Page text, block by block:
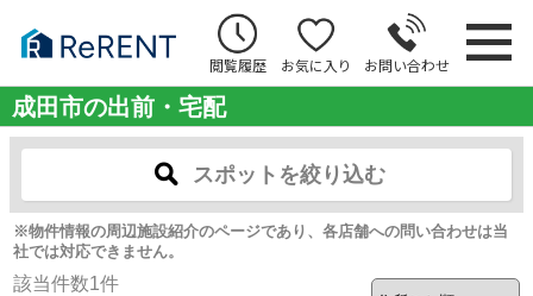
閲覧履歴 お気に入り お問い合わせ
成田市の出前・宅配
スポットを絞り込む
※物件情報の周辺施設紹介のページであり、各店舗への問い合わせは当
社では対応できません。
該当件数1件